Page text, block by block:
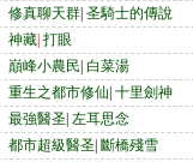
修真聊天群 圣騎士的傳說
神藏 打眼
巔峰小農民 白菜湯
重生之都市修仙 十里劍神
最強醫圣 左耳思念
都市超級醫圣 斷橋殘雪